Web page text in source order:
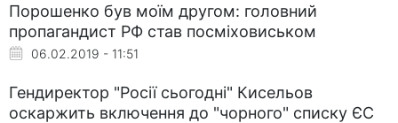
Порошенко був моїм другом: головний
пропагандист РФ став посміховиськом
06.02.2019 - 11:51
Гендиректор "Росії сьогодні" Кисельов
оскаржить включення до "чорного" списку ЄС